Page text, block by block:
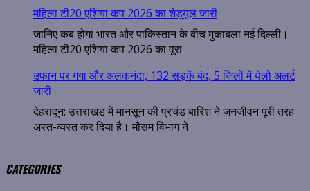
महिला टी20 एशिया कप 2026 का शेड्यूल जारी
जानिए कब होगा भारत और पाकिस्तान के बीच मुकाबला नई दिल्ली।
महिला टी20 एशिया कप 2026 का पूरा
उफान पर गंगा और अलकनंदा, 132 सड़कें बंद, 5 जिलों में येलो अलर्ट
जारी
देहरादून: उत्तराखंड में मानसून की प्रचंड बारिश ने जनजीवन पूरी तरह
अस्त-व्यस्त कर दिया है। मौसम विभाग ने
CATEGORIES